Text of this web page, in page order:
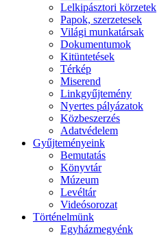
Lelkipásztori körzetek
Papok, szerzetesek
Világi munkatársak
Dokumentumok
Kitüntetések
Térkép
Miserend
Linkgyűjtemény
Nyertes pályázatok
Közbeszerzés
Adatvédelem
Gyűjteményeink
Bemutatás
Könyvtár
Múzeum
Levéltár
Videósorozat
Történelmünk
Egyházmegyénk